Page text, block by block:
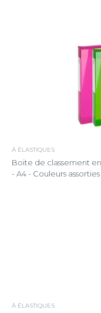
À ÉLASTIQUES
Boite de classement
- A4 - Couleurs assorties
À ÉLASTIQUES